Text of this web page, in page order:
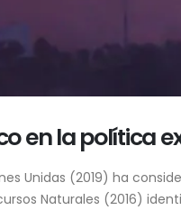
en la política
Unidas (2019) ha
Naturales (2016)